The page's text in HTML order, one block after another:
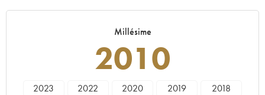
Millésime
2010
2023 2022 2020 2019
2018